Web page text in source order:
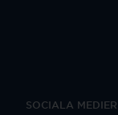
SOCIALA MEDIER